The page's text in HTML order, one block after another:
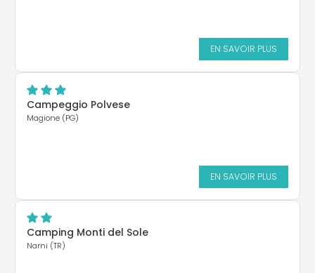
EN SAVOIR PLUS
Campeggio Polvese
Magione (PG)
EN SAVOIR PLUS
Camping Monti del Sole
Narni (TR)